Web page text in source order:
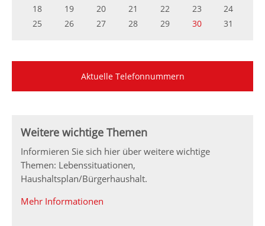
18
19 20 21 22 23
24
25
26 27 28 29 30 31
Aktuelle Telefonnummern
Weitere wichtige Themen
Informieren Sie sich hier über weitere wichtige
Themen: Lebenssituationen,
Haushaltsplan/Bürgerhaushalt.
Mehr Informationen